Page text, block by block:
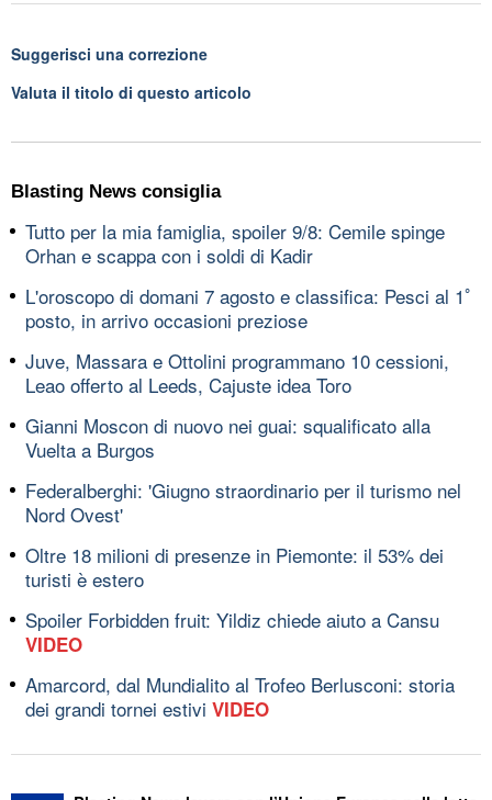
Suggerisci una correzione
Valuta il titolo di questo articolo
Blasting News consiglia
Tutto per la mia famiglia, spoiler 9/8: Cemile spinge
Orhan e scappa con i soldi di Kadir
L'oroscopo di domani 7 agosto e classifica: Pesci al 1ﾟ
posto, in arrivo occasioni preziose
Juve, Massara e Ottolini programmano 10 cessioni,
Leao offerto al Leeds, Cajuste idea Toro
Gianni Moscon di nuovo nei guai: squalificato alla
Vuelta a Burgos
Federalberghi: 'Giugno straordinario per il turismo nel
Nord Ovest'
Oltre 18 milioni di presenze in Piemonte: il 53% dei
turisti è estero
Spoiler Forbidden fruit: Yildiz chiede aiuto a Cansu
VIDEO
Amarcord, dal Mundialito al Trofeo Berlusconi: storia
dei grandi tornei estivi VIDEO